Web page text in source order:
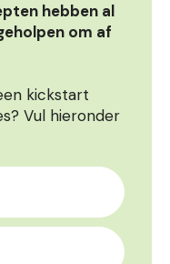
hebben al
om af
kickstart
Vul hieronder